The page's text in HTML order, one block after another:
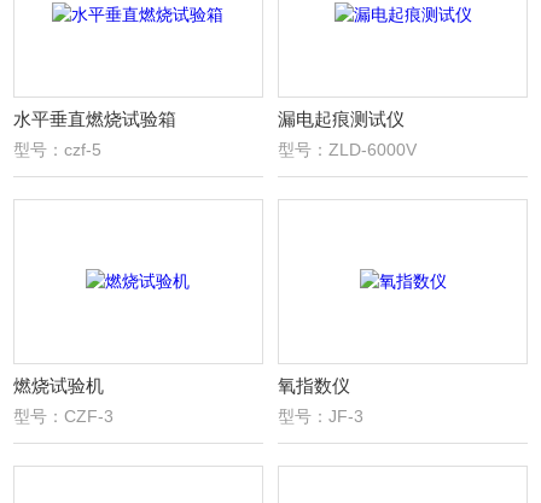
水平垂直燃烧试验箱
型号：czf-5
漏电起痕测试仪
型号：ZLD-6000V
燃烧试验机
型号：CZF-3
氧指数仪
型号：JF-3